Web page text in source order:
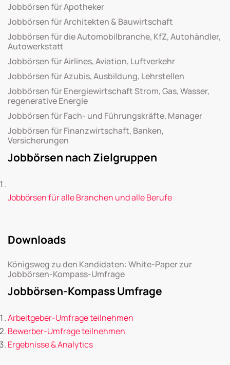
Jobbörsen für Apotheker
Jobbörsen für Architekten & Bauwirtschaft
Jobbörsen für die Automobilbranche, KfZ, Autohändler,
Autowerkstatt
Jobbörsen für Airlines, Aviation, Luftverkehr
Jobbörsen für Azubis, Ausbildung, Lehrstellen
Jobbörsen für Energiewirtschaft Strom, Gas, Wasser,
regenerative Energie
Jobbörsen für Fach- und Führungskräfte, Manager
Jobbörsen für Finanzwirtschaft, Banken,
Versicherungen
Jobbörsen nach Zielgruppen
Jobbörsen für alle Branchen und alle Berufe
Downloads
Königsweg zu den Kandidaten: White-Paper zur
Jobbörsen-Kompass-Umfrage
Jobbörsen-Kompass Umfrage
Arbeitgeber-Umfrage teilnehmen
Bewerber-Umfrage teilnehmen
Ergebnisse & Analytics